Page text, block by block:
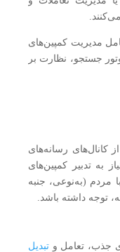
مدیریت کمپین‌های
جستجو، نظارت بر
کانال‌های رسانه‌های
به تدبیر کمپین‌های
مردم (به‌نوعی، جنبه
توجه داشته باشد.
جذب، تعامل و تبدیل